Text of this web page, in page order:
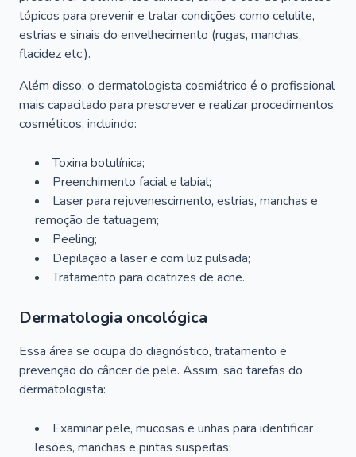
tópicos para prevenir e tratar condições como celulite,
estrias e sinais do envelhecimento (rugas, manchas,
flacidez etc.).
Além disso, o dermatologista cosmiátrico é o profissional
mais capacitado para prescrever e realizar procedimentos
cosméticos, incluindo:
Toxina botulínica;
Preenchimento facial e labial;
Laser para rejuvenescimento, estrias, manchas e
remoção de tatuagem;
Peeling;
Depilação a laser e com luz pulsada;
Tratamento para cicatrizes de acne.
Dermatologia oncológica
Essa área se ocupa do diagnóstico, tratamento e
prevenção do câncer de pele. Assim, são tarefas do
dermatologista:
Examinar pele, mucosas e unhas para identificar
lesões, manchas e pintas suspeitas;